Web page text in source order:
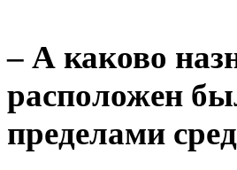
– А каково
расположен
пределами